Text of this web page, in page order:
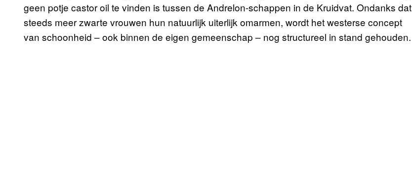
geen potje castor oil te vinden is tussen de Andrelon-schappen in de Kruidvat. Ondanks dat
steeds meer zwarte vrouwen hun natuurlijk uiterlijk omarmen, wordt het westerse concept
van schoonheid – ook binnen de eigen gemeenschap – nog structureel in stand gehouden.